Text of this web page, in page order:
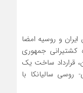
و روسیه امضا
کشتیرانی جمهوری
قرارداد ساخت یک
روسی سالیانکا با